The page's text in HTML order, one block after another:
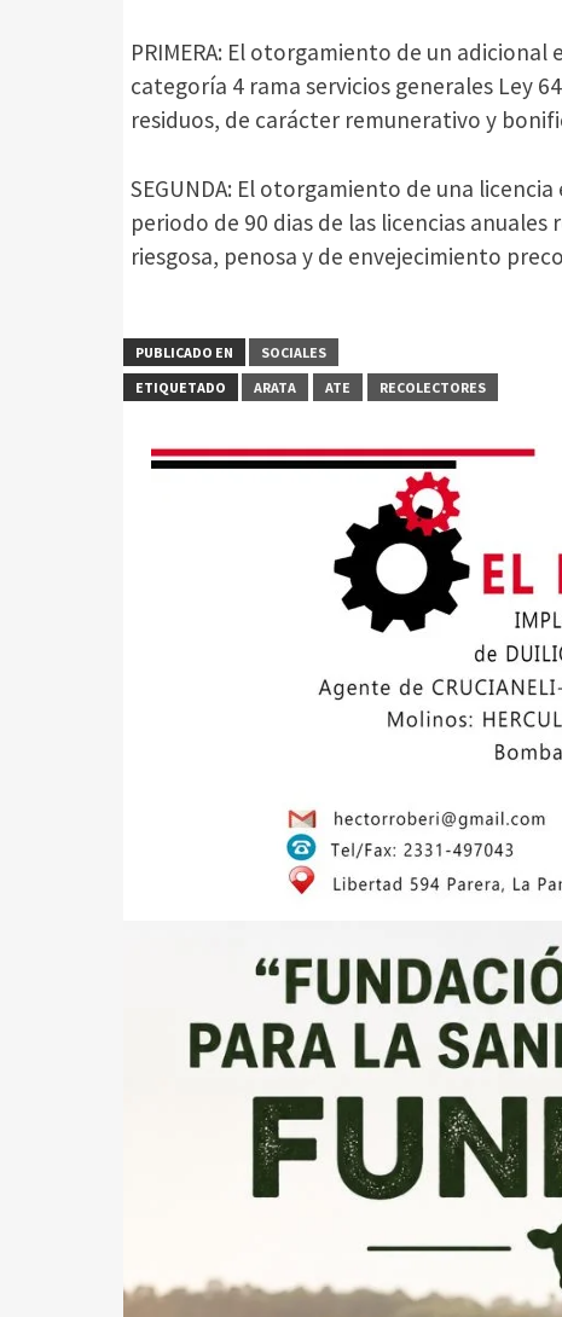
PRIMERA: El otorgamiento de un
categoría 4 rama servicios generales Ley
residuos, de carácter remunerativo y
SEGUNDA: El otorgamiento de una
periodo de 90 dias de las licencias
riesgosa, penosa y de envejecimiento
PUBLICADO EN
SOCIALES
ETIQUETADO
ARATA ATE RECOLECTORES